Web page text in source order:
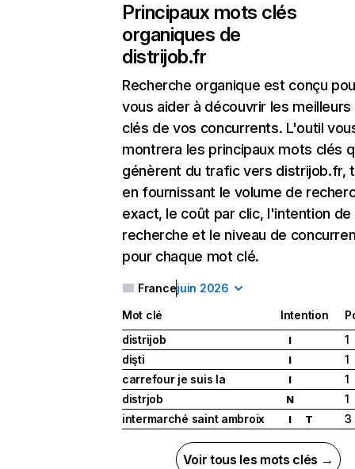
Principaux mots clés
organiques de
distrijob.fr
Recherche organique est conçu
vous aider à découvrir les
clés de vos concurrents. L'outil
montrera les principaux mots clés
génèrent du trafic vers distrijob.fr,
en fournissant le volume de
exact, le coût par clic, l'intention de
recherche et le niveau de
pour chaque mot clé.
Francejuin 2026
Mot clé Intention
distrijob
I
1
dişti
I
1
carrefour je suis la
I
1
distrjob
N
1
intermarché saint ambroix
I T 3
Voir tous les mots clés →